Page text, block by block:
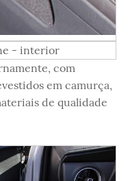
- interior
com
em camurça,
de qualidade